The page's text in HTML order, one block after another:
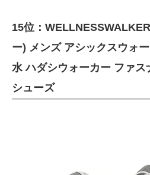
15位：
ー) メンズ アシックスウォ
水 ハダシウォーカー ファ
シューズ